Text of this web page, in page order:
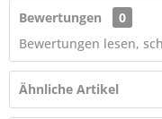
Bewertungen
0
Bewertungen lesen,
Ähnliche Artikel